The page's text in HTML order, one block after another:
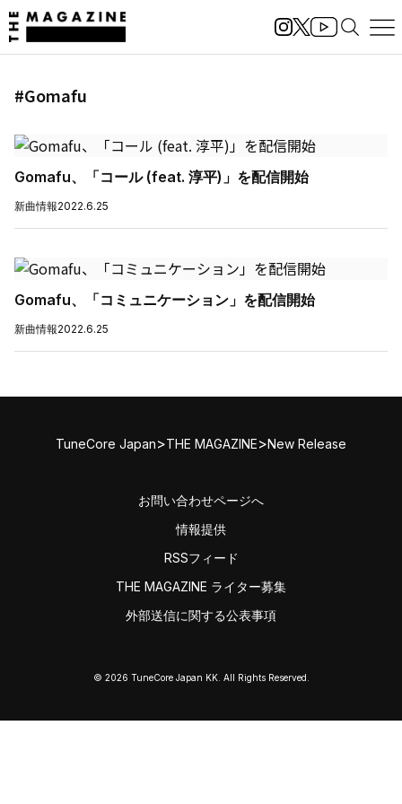
#Gomafu
Gomafu、「コール (feat. 淳平)」を配信開始
新曲情報2022.6.25
Gomafu、「コミュニケーション」を配信開始
新曲情報2022.6.25
TuneCore Japan>THE MAGAZINE>New Release
お問い合わせページへ
情報提供
RSSフィード
THE MAGAZINE ライター募集
外部送信に関する公表事項
© 2026 TuneCore Japan KK. All Rights Reserved.